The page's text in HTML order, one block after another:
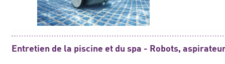
Entretien de la piscine et du spa - Robots,